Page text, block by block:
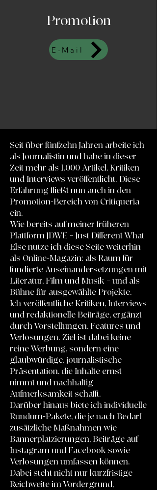
Promotion
E-Mail
Seit über fünfzehn Jahren arbeite ich
als Journalistin und habe in dieser
Zeit mehr als 1.000 Artikel, Kritiken
und Interviews veröffentlicht. Diese
Erfahrung fließt nun auch in den
Promotion-Bereich von Critiqueria
ein.
Wie bereits auf meiner früheren
Plattform JDWE – Just Different What
Else nutze ich diese Seite weiterhin
als Online-Magazin: als Raum für
fundierte Auseinandersetzungen mit
Literatur, Film und Musik – und als
Bühne für ausgewählte Projekte.
Ich veröffentliche Kritiken, Interviews
und redaktionelle Beiträge, ergänzt
durch Vorstellungen, Features und
Verlosungen. Ziel ist dabei keine
reine Werbung, sondern eine
glaubwürdige, journalistische
Präsentation, die Inhalte ernst
nimmt und nachhaltig
Aufmerksamkeit schafft.
Darüber hinaus biete ich individuelle
Rundum-Pakete, die je nach Bedarf
zusätzliche Maßnahmen wie
Bannerplatzierungen, Beiträge auf
Instagram und Facebook sowie
Verlosungen umfassen können.
Dabei steht nicht nur kurzfristige
Reichweite im Vordergrund,